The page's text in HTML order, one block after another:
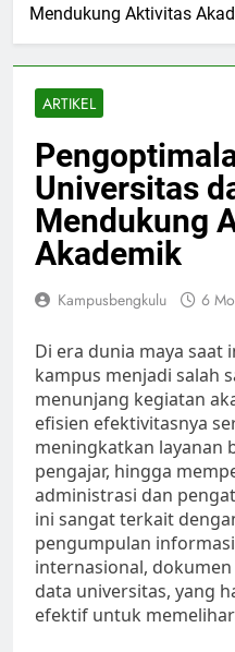
Mendukung Aktivitas
ARTIKEL
Universitas
Mendukung
Akademik
Kampusbengkulu 6
Di era dunia maya saat
kampus menjadi salah
menunjang kegiatan
efisien efektivitasnya
meningkatkan layanan
pengajar, hingga
administrasi dan
ini sangat terkait
pengumpulan
internasional,
data universitas, yang
efektif untuk